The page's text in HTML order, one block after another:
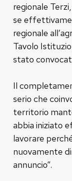
regionale
se
regionale
Tavolo
stato
Il
serio che
territorio
abbia iniziato
lavorare
nuovamente
annuncio”.